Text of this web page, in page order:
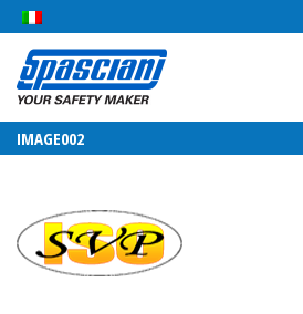
IMAGE002